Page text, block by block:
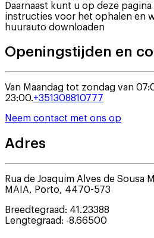
Daarnaast kunt u op deze
instructies voor het ophalen en
huurauto downloaden
Openingstijden en
Van Maandag tot zondag van
23:00.+351308810777
Neem contact met ons op
Adres
Rua de Joaquim Alves de Sousa
MAIA, Porto, 4470-573
Breedtegraad: 41.23388
Lengtegraad: -8.66500